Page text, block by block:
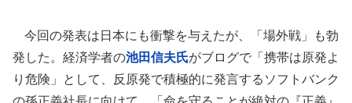
今回の発表は日本にも衝撃を与えたが、「場外戦」も勃
発した。経済学者の池田信夫氏がブログで「携帯は原発よ
り危険」として、反原発で積極的に発言するソフトバンク